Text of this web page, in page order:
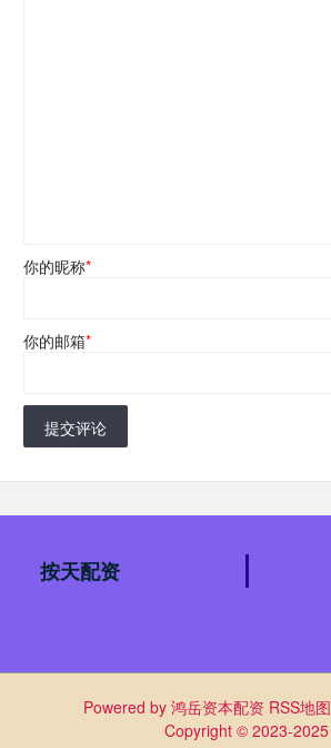
你的昵称*
你的邮箱*
提交评论
按天配资
Powered by 鸿岳资本配资 RSS地图
Copyright © 2023-2025